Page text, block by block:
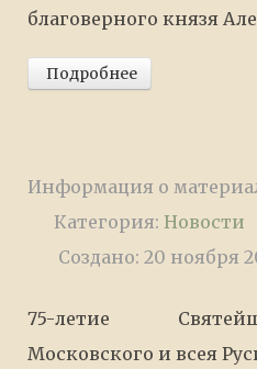
благоверного князя
Подробнее
Информация о
Категория: Новости
Создано: 20 ноября
75-летие
Московского и всея